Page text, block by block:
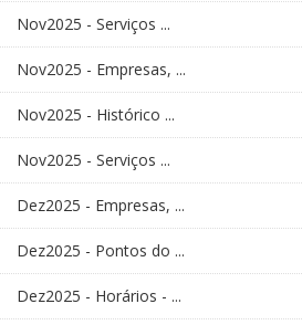
Nov2025 - Serviços ...
Nov2025 - Empresas, ...
Nov2025 - Histórico ...
Nov2025 - Serviços ...
Dez2025 - Empresas, ...
Dez2025 - Pontos do ...
Dez2025 - Horários - ...